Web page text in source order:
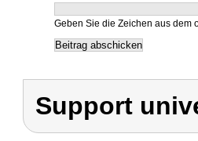
Geben Sie die Zeichen aus dem
Support